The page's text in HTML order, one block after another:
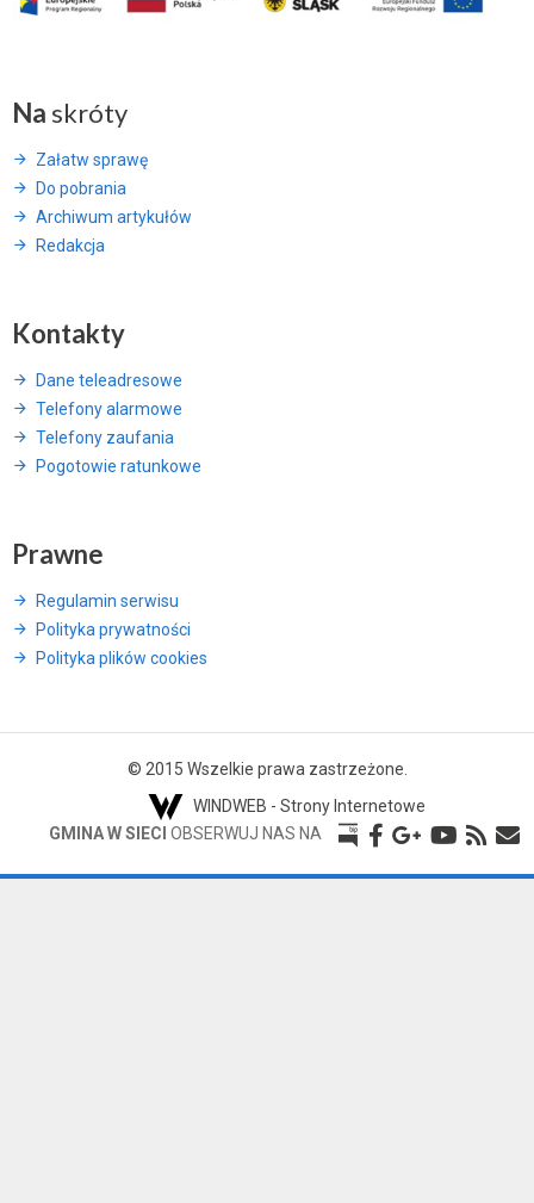
Na skróty
Załatw sprawę
Do pobrania
Archiwum artykułów
Redakcja
Kontakty
Dane teleadresowe
Telefony alarmowe
Telefony zaufania
Pogotowie ratunkowe
Prawne
Regulamin serwisu
Polityka prywatności
Polityka plików cookies
© 2015 Wszelkie prawa zastrzeżone.
WINDWEB - Strony Internetowe
GMINA W SIECI OBSERWUJ NAS NA